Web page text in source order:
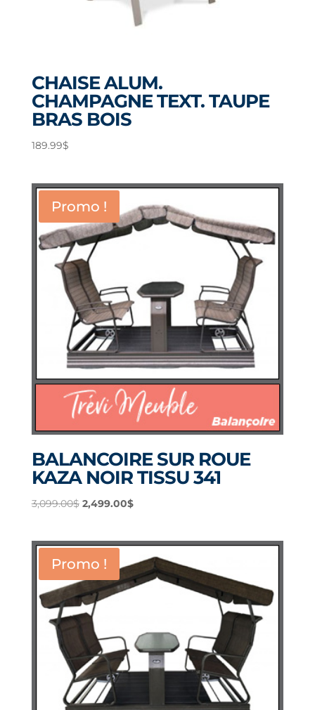
CHAISE ALUM.
CHAMPAGNE TEXT. TAUPE
BRAS BOIS
189.99$
Promo !
BALANCOIRE SUR ROUE
KAZA NOIR TISSU 341
3,099.00$ Le
était :
3,099.00$.
2,499.00$Le
2,499.00$.
Promo !